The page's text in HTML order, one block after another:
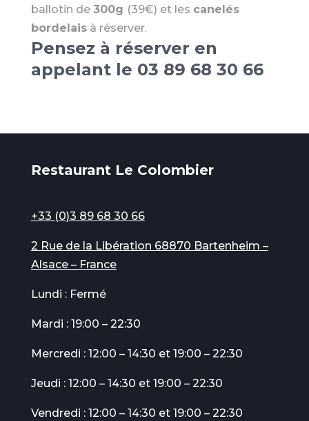
ballotin de 300g (39€) et les canelés
bordelaisà réserver.
Pensez à réserver en
appelant le 03 89 68 30 66
Restaurant Le Colombier
+33 (0)3 89 68 30 66
2 Rue de la Libération 68870 Bartenheim –
Alsace – France
Lundi : Fermé
Mardi : 19:00 – 22:30
Mercredi : 12:00 – 14:30 et 19:00 – 22:30
Jeudi : 12:00 – 14:30 et 19:00 – 22:30
Vendredi : 12:00 – 14:30 et 19:00 – 22:30